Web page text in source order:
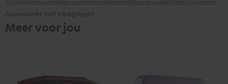
Accessoires niet inbegrepen
Meer voor jou